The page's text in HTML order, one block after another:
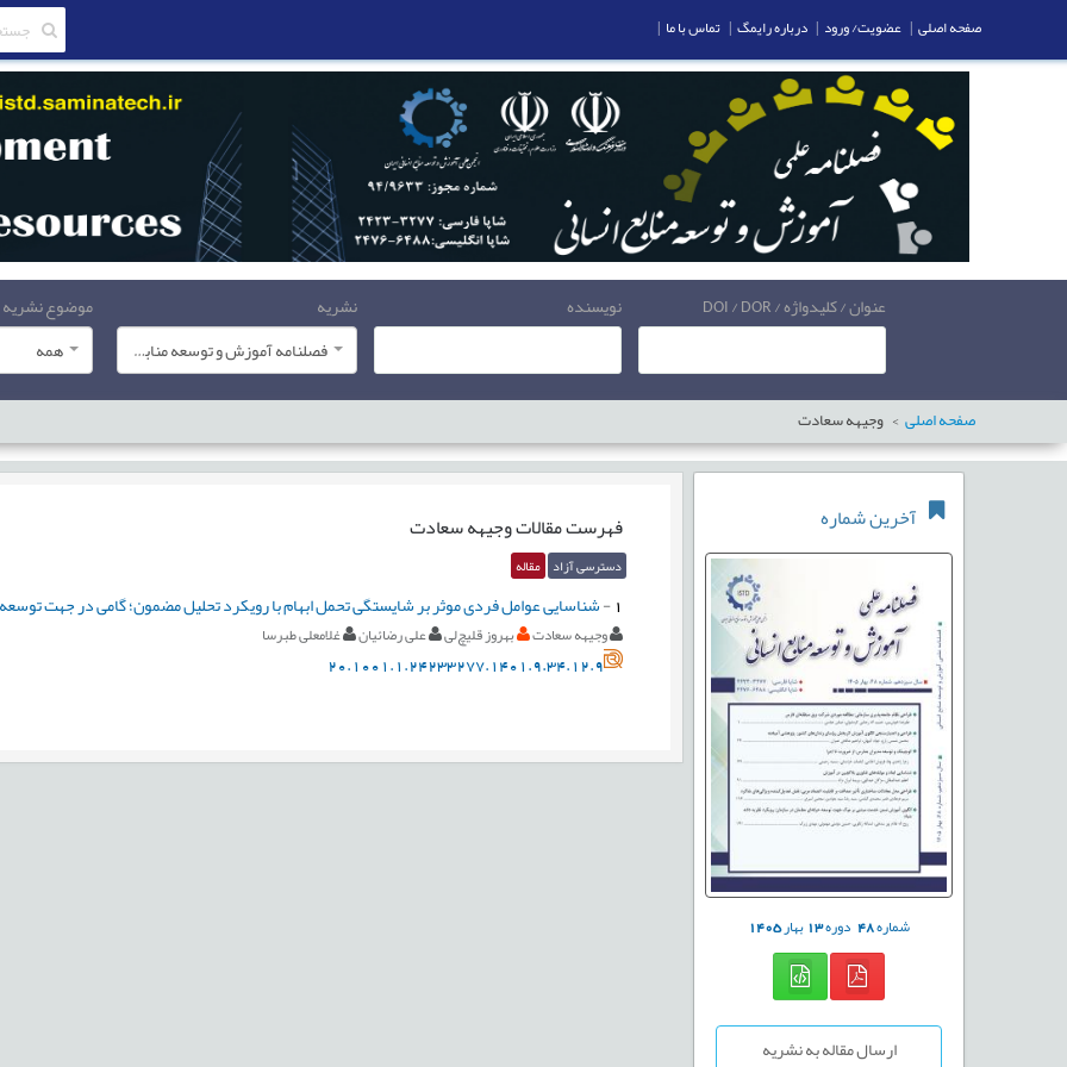
عنوان / کلیدواژه / DOI / DOR نویسنده
نشریه
فصلنامه آموزش و توسعه منابع انسانی
موضوع نشریه
همه
صفحه اصلی وجیهه سعادت
آخرین شماره
شماره48 دوره13بهار1405
ارسال مقاله به نشریه
فهرست مقالاتوجیهه سعادت
دسترسی آزاد مقاله
1
-شناسایی عوامل فردی موثر بر شایستگی تحمل ابهام با رویکرد تحلیل مضمون؛ گامی در جهت
وجیهه سعادت بهروز قلیچ‌لی علی رضائیان غلامعلی طبرسا
20.1001.1.24233277.1401.9.34.12.9
صفحه اصلی | عضویت/ ورود | درباره رایمگ | تماس با ما |